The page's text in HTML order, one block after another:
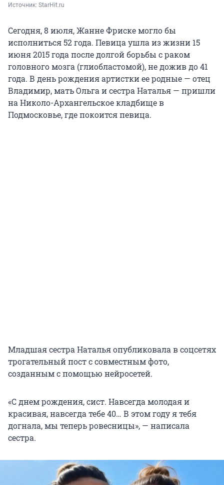
Источник: StarHit.ru
Сегодня, 8 июля, Жанне Фриске могло бы
исполниться 52 года. Певица ушла из жизни 15
июня 2015 года после долгой борьбы с раком
головного мозга (глиобластомой), не дожив до 41
года. В день рождения артистки ее родные — отец
Владимир, мать Ольга и сестра Наталья — пришли
на Николо-Архангельское кладбище в
Подмосковье, где покоится певица.
Младшая сестра Наталья опубликовала в соцсетях
трогательный пост с совместным фото,
созданным с помощью нейросетей.
«С днем рождения, сист. Навсегда молодая и
красивая, навсегда тебе 40… В этом году я тебя
догнала, мы теперь ровесницы», — написала
сестра.